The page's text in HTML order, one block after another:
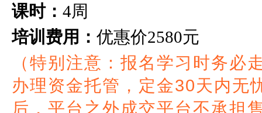
课时： 4周
培训费用： 优惠价2580元
（特别注意：报名学习时务必
办理资金托管，定金30天内无
后，平台之外成交平台不承担